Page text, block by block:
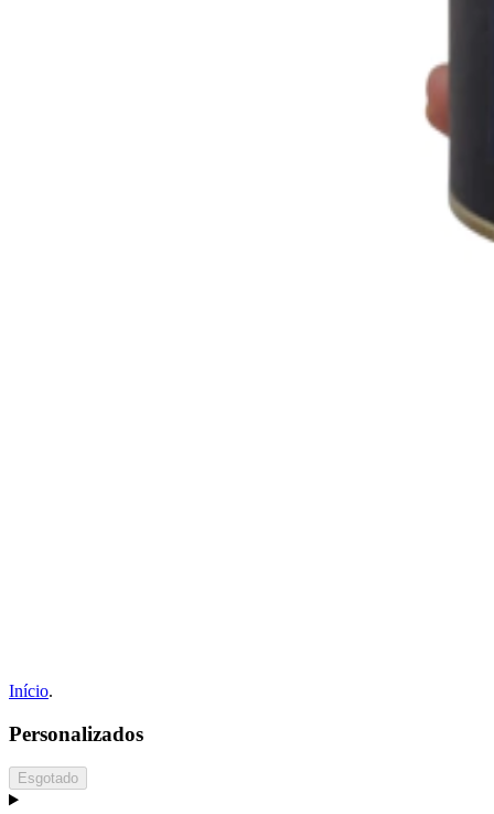
Início.
Personalizados
Esgotado